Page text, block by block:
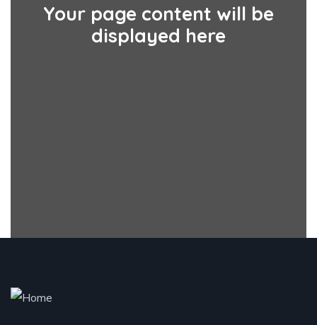
Your page content will be
displayed here